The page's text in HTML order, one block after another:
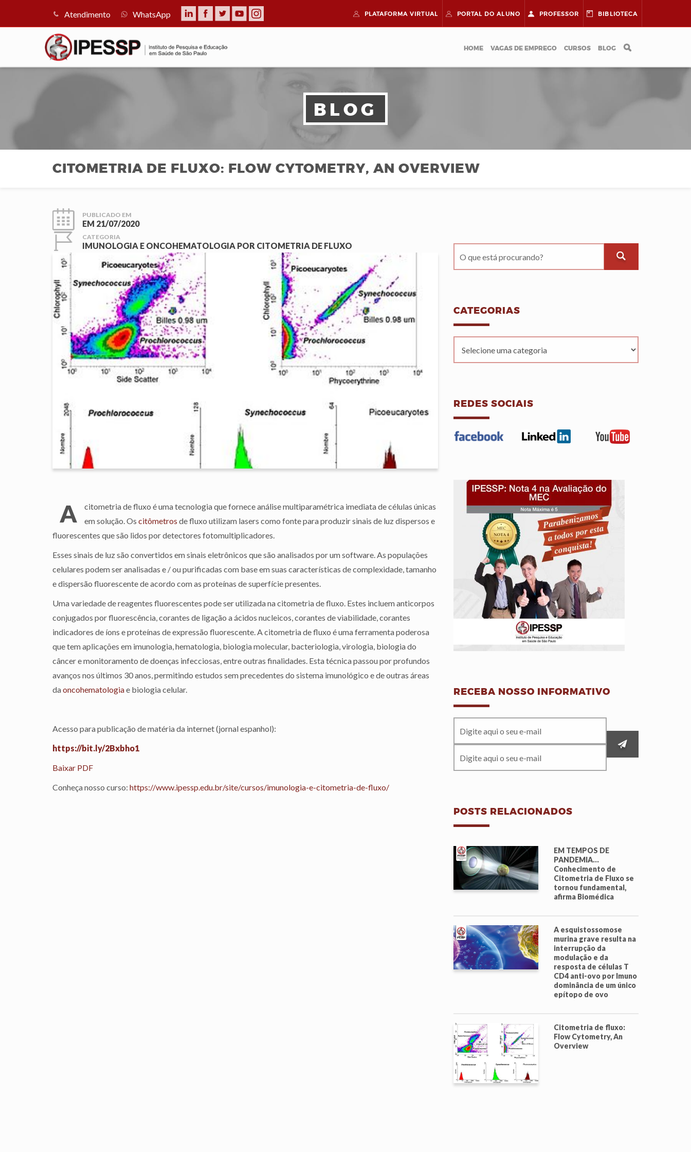
Atendimento WhatsApp PLATAFORMAVIRTUAL PORTAL DOALUNO PROFESSOR BIBLIOTECA
HOME VAGAS DE EMPREGO CURSOS BLOG
BLOG
CITOMETRIA DE FLUXO: FLOW CYTOMETRY, AN OVERVIEW
PUBLICADO EM
EM 21/07/2020
CATEGORIA
IMUNOLOGIA E ONCOHEMATOLOGIA POR CITOMETRIA DE FLUXO
A
citometria de fluxo é uma tecnologia que fornece análise multiparamétrica imediata de células únicas
em solução. Os citômetros de fluxo utilizam lasers como fonte para produzir sinais de luz dispersos e
fluorescentes que são lidos por detectores fotomultiplicadores.
Esses sinais de luz são convertidos em sinais eletrônicos que são analisados ​​por um software. As populações
celulares podem ser analisadas e / ou purificadas com base em suas características de complexidade, tamanho
e dispersão fluorescente de acordo com as proteínas de superfície presentes.
Uma variedade de reagentes fluorescentes pode ser utilizada na citometria de fluxo. Estes incluem anticorpos
conjugados por fluorescência, corantes de ligação a ácidos nucleicos, corantes de viabilidade, corantes
indicadores de íons e proteínas de expressão fluorescente. A citometria de fluxo é uma ferramenta poderosa
que tem aplicações em imunologia, hematologia, biologia molecular, bacteriologia, virologia, biologia do
câncer e monitoramento de doenças infecciosas, entre outras finalidades. Esta técnica passou por profundos
avanços nos últimos 30 anos, permitindo estudos sem precedentes do sistema imunológico e de outras áreas
daoncohematologiae biologia celular.
Acesso para publicação de matéria da internet (jornal espanhol):
https://bit.ly/2Bxbho1
Baixar PDF
Conheça nosso curso: https://www.ipessp.edu.br/site/cursos/imunologia-e-citometria-de-fluxo/
CATEGORIAS
REDES SOCIAIS
RECEBA NOSSO INFORMATIVO
POSTS RELACIONADOS
EM TEMPOS DE
PANDEMIA…
Conhecimento de
Citometria de Fluxo se
tornou fundamental,
afirma Biomédica
A esquistossomose
murina grave resulta na
interrupção da
modulação e da
resposta de células T
CD4 anti-ovo por Imuno
dominância de um único
epítopo de ovo
Citometria de fluxo:
Flow Cytometry, An
Overview